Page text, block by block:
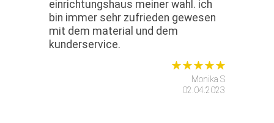
einrichtungshaus meiner wahl. ich
bin immer sehr zufrieden gewesen
mit dem material und dem
kunderservice.
Monika S
02.04.2023